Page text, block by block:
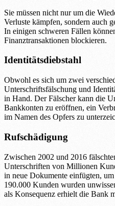
Sie müssen nicht nur um die
Verluste kämpfen, sondern auch
In einigen schweren Fällen
Finanztransaktionen blockieren.
Identitätsdiebstahl
Obwohl es sich um zwei
Unterschriftsfälschung und
in Hand. Der Fälscher kann die
Bankkonten zu eröffnen, ein
im Namen des Opfers zu
Rufschädigung
Zwischen 2002 und 2016
Unterschriften von Millionen
in neue Dokumente einfügten,
190.000 Kunden wurden
als Konsequenz erhielt die Bank